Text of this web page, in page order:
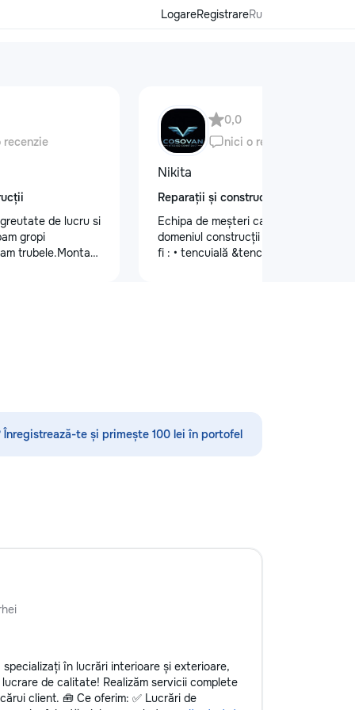
LogareRegistrareRu
recenzie
de lucru si
gropi
trubele.Montam
0,0
nici o recenzie
Nikita
Reparații și construcții
Echipa de meșteri calificați în
domeniul construcții și finisaje cum ar
fi : • tencuială &tencuială mecanizată
Înregistrează-te și primește 100 lei în portofel
în lucrări interioare și exterioare,
de calitate! Realizăm servicii complete
client. 🧰 Ce oferim: ✅ Lucrări de